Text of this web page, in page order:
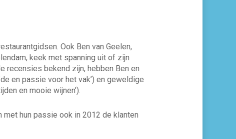
Ook Ben van Geelen,
keek met spanning uit of zijn
recensies bekend zijn, hebben Ben en
en passie voor het vak’) en geweldige
en mooie wijnen’).
hun passie ook in 2012 de klanten